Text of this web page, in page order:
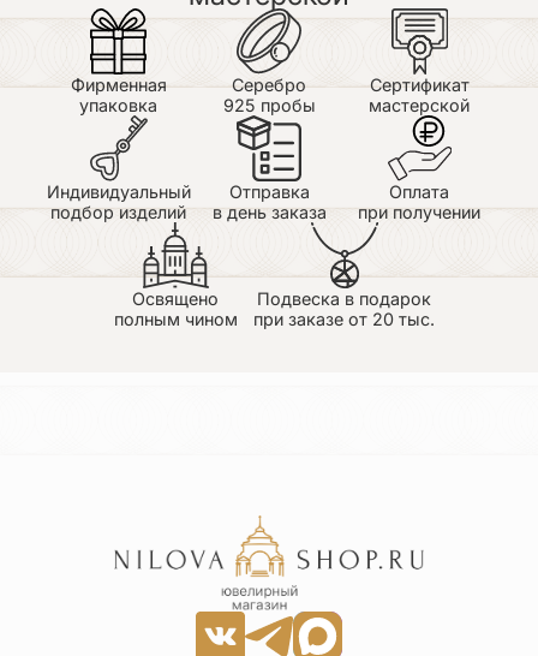
магазине в подарок для сестры. Менеджер Галина
оперативно связалась со мной, дала все пояснения
по заказу. Заказ доставили очень быстро!
Спасибо, Галина! Подарок очень понравился,
браслет замечательный! Очень нравится страничка
магазина в Инстаграм: красивые фото
замечательных изделий "Нилова пустынь".
Фирменная
упаковка
Серебро
925 пробы
Сертификат
мастерской
Индивидуальный
подбор изделий
Отправка
в день заказа
Оплата
при получении
Освящено
полным чином
Подвеска в подарок
при заказе от 20 тыс.